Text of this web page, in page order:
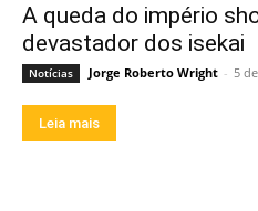
A queda do império
devastador dos isekai
Notícias Jorge Roberto Wright - 5
Leia mais